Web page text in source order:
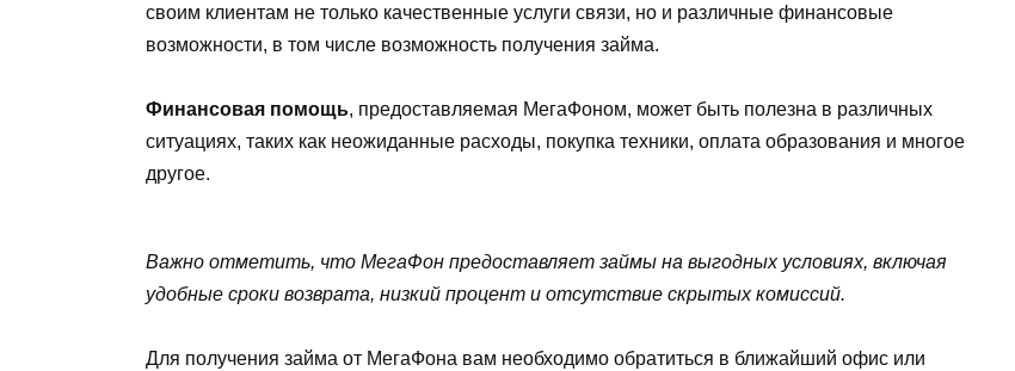
своим клиентам не только качественные услуги связи, но и различные финансовые
возможности, в том числе возможность получения займа.
Финансовая помощь, предоставляемая МегаФоном, может быть полезна в различных
ситуациях, таких как неожиданные расходы, покупка техники, оплата образования и многое
другое.
Важно отметить, что МегаФон предоставляет займы на выгодных условиях, включая
удобные сроки возврата, низкий процент и отсутствие скрытых комиссий.
Для получения займа от МегаФона вам необходимо обратиться в ближайший офис или